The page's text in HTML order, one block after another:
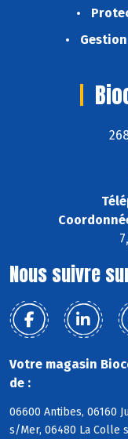
Nous suivre
Votre magasin
de :
06600 Antibes, 06160
s/Mer, 06480 La Colle